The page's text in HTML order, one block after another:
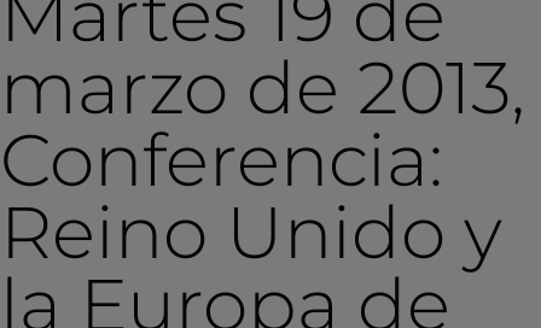
marzo de 2013,
Conferencia:
Reino Unido y
la Europa de